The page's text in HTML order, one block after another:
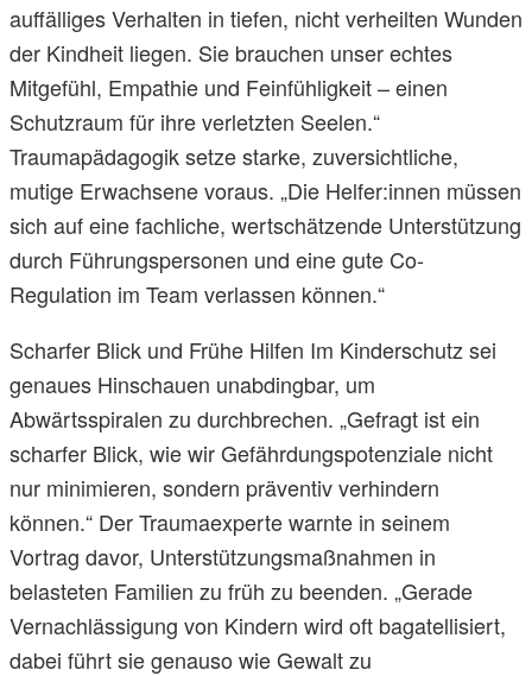
auffälliges Verhalten in tiefen, nicht verheilten Wunden
der Kindheit liegen. Sie brauchen unser echtes
Mitgefühl, Empathie und Feinfühligkeit – einen
Schutzraum für ihre verletzten Seelen.“
Traumapädagogik setze starke, zuversichtliche,
mutige Erwachsene voraus. „Die Helfer:innen müssen
sich auf eine fachliche, wertschätzende Unterstützung
durch Führungspersonen und eine gute Co-
Regulation im Team verlassen können.“
Scharfer Blick und Frühe Hilfen Im Kinderschutz sei
genaues Hinschauen unabdingbar, um
Abwärtsspiralen zu durchbrechen. „Gefragt ist ein
scharfer Blick, wie wir Gefährdungspotenziale nicht
nur minimieren, sondern präventiv verhindern
können.“ Der Traumaexperte warnte in seinem
Vortrag davor, Unterstützungsmaßnahmen in
belasteten Familien zu früh zu beenden. „Gerade
Vernachlässigung von Kindern wird oft bagatellisiert,
dabei führt sie genauso wie Gewalt zu